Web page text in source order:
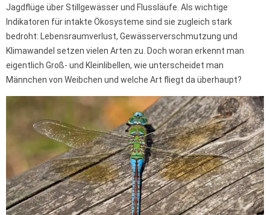
Jagdflüge über Stillgewässer und Flussläufe. Als wichtige
Indikatoren für intakte Ökosysteme sind sie zugleich stark
bedroht: Lebensraumverlust, Gewässerverschmutzung und
Klimawandel setzen vielen Arten zu. Doch woran erkennt man
eigentlich Groß- und Kleinlibellen, wie unterscheidet man
Männchen von Weibchen und welche Art fliegt da überhaupt?